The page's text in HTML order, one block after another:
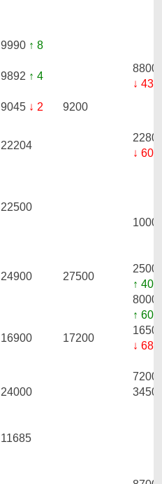
9990 ↑ 8
9892 ↑ 4
8800
↓ 433
9045 ↓ 2
9200
22204
↓ 600
22500
24900 27500
↑ 400
8000
↑ 600
16900 17200
↓ 683
7200
24000
11685